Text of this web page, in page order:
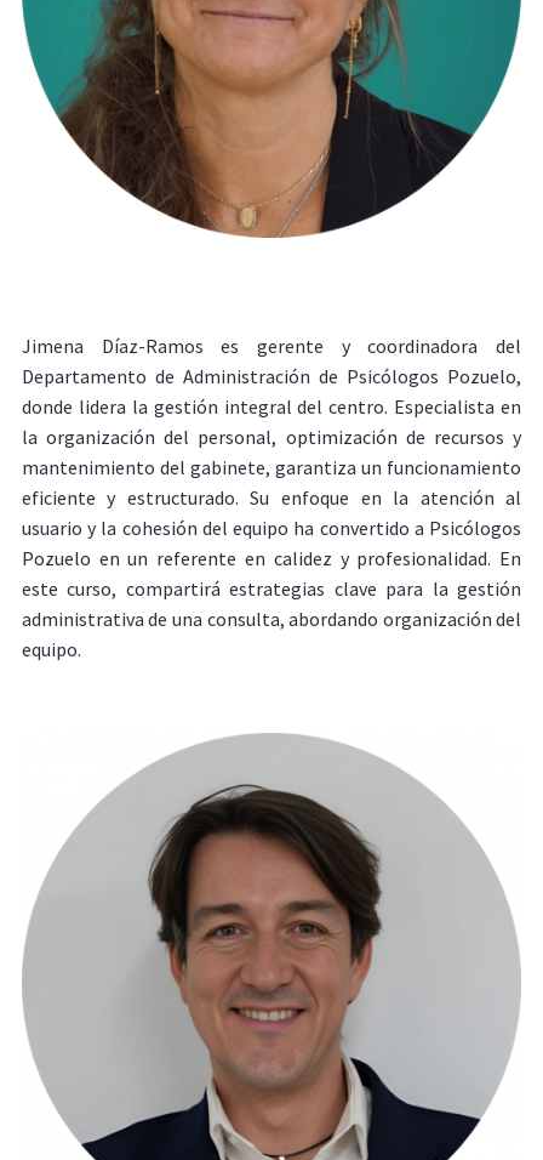
Jimena Díaz-Ramos es gerente y coordinadora del
Departamento de Administración de Psicólogos Pozuelo,
donde lidera la gestión integral del centro. Especialista en
la organización del personal, optimización de recursos y
mantenimiento del gabinete, garantiza un funcionamiento
eficiente y estructurado. Su enfoque en la atención al
usuario y la cohesión del equipo ha convertido a Psicólogos
Pozuelo en un referente en calidez y profesionalidad. En
este curso, compartirá estrategias clave para la gestión
administrativa de una consulta, abordando organización del
equipo.